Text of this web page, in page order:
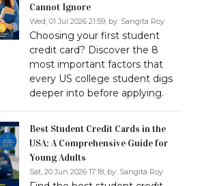
Cannot Ignore
Wed, 01 Jul 2026 21:59, by: Sangita Roy
Choosing your first student
credit card? Discover the 8
most important factors that
every US college student digs
deeper into before applying.
Best Student Credit Cards in the
USA: A Comprehensive Guide for
Young Adults
Sat, 20 Jun 2026 17:18, by: Sangita Roy